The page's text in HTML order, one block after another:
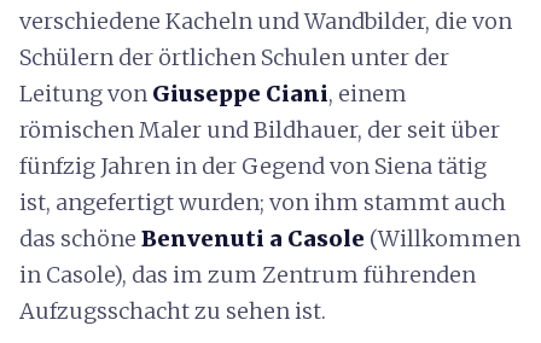
verschiedene Kacheln und Wandbilder, die von
Schülern der örtlichen Schulen unter der
Leitung von Giuseppe Ciani, einem
römischen Maler und Bildhauer, der seit über
fünfzig Jahren in der Gegend von Siena tätig
ist, angefertigt wurden; von ihm stammt auch
das schöne Benvenuti a Casole (Willkommen
in Casole), das im zum Zentrum führenden
Aufzugsschacht zu sehen ist.